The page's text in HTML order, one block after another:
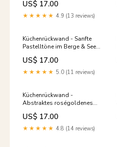
000367
US$ 17.00
★★★★★ 4.9 (13 reviews)
Küchenrückwand - Sanfte
Pastelltöne im Berge & See
Panorama Verlassene Orte
US$ 17.00
★★★★★ 5.0 (11 reviews)
Küchenrückwand -
Abstraktes roségoldenes
Kristall-Facettenmuster
natürliche Deko
US$ 17.00
★★★★★ 4.8 (14 reviews)